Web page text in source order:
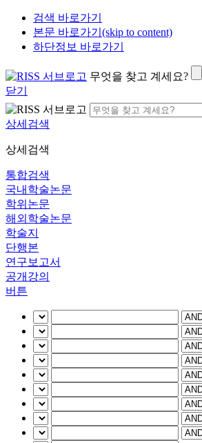
검색 바로가기
본문 바로가기(skip to content)
하단정보 바로가기
무엇을 찾고 계세요?
닫기
상세검색
상세검색
통합검색
국내학술논문
학위논문
해외학술논문
학술지
단행본
연구보고서
공개강의
버튼